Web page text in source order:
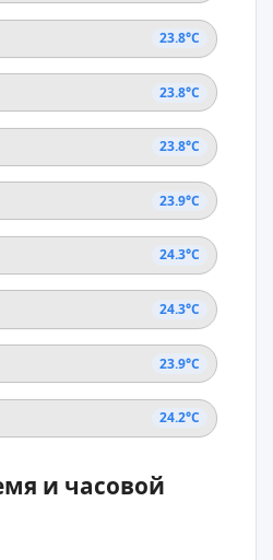
23.8°C
23.8°C
23.8°C
23.9°C
24.3°C
24.3°C
23.9°C
24.2°C
и часовой